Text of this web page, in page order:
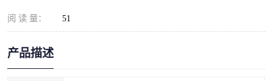
阅 读 量： 51
产品描述